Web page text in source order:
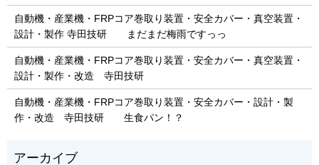
自動機・産業機・FRPコア巻取り装置・安全カバー・真空装置・
設計・製作 寺田技研 まだまだ梅雨ですっっ
自動機・産業機・FRPコア巻取り装置・安全カバー・真空装置・
設計・製作・改造 寺田技研
自動機・産業機・FRPコア巻取り装置・安全カバー・設計・製
作・改造 寺田技研 生食パン！？